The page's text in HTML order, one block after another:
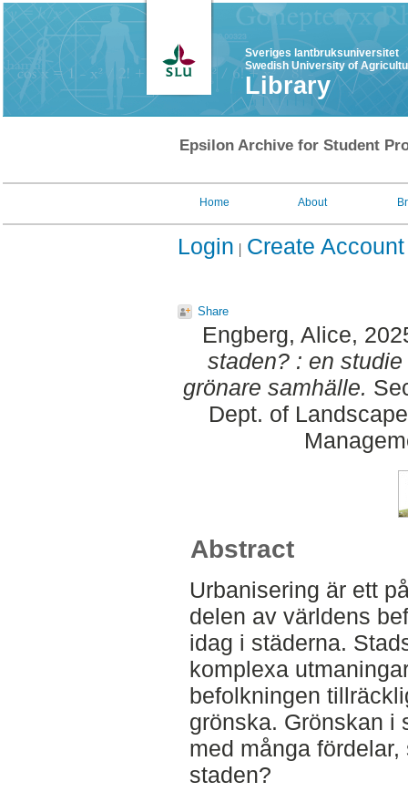
Sveriges lantbruksuniversitet
Swedish University of
Library
Epsilon Archive for Student
Home About
Login Create Account
Share
Engberg, Alice,
staden? : en
grönare samhälle.
Dept. of
Abstract
Urbanisering är ett
delen av världens
idag i städerna.
komplexa
befolkningen
grönska. Grönskan i
med många
staden?